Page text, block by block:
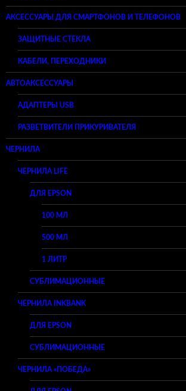
АКСЕССУАРЫ ДЛЯ СМАРТФОНОВ И ТЕЛЕФОНОВ
ЗАЩИТНЫЕ СТЕКЛА
КАБЕЛИ, ПЕРЕХОДНИКИ
АВТОАКСЕССУАРЫ
АДАПТЕРЫ USB
РАЗВЕТВИТЕЛИ ПРИКУРИВАТЕЛЯ
ЧЕРНИЛА
ЧЕРНИЛА LIFE
ДЛЯ EPSON
100 МЛ
500 МЛ
1 ЛИТР
СУБЛИМАЦИОННЫЕ
ЧЕРНИЛА INKBANK
ДЛЯ EPSON
СУБЛИМАЦИОННЫЕ
ЧЕРНИЛА «ПОБЕДА»